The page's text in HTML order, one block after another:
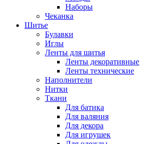
Наборы
Чеканка
Шитье
Булавки
Иглы
Ленты для шитья
Ленты декоративные
Ленты технические
Наполнители
Нитки
Ткани
Для батика
Для валяния
Для декора
Для игрушек